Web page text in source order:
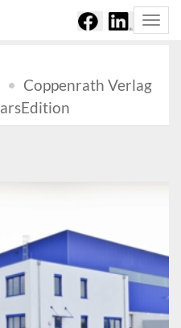
Coppenrath Verlag
arsEdition